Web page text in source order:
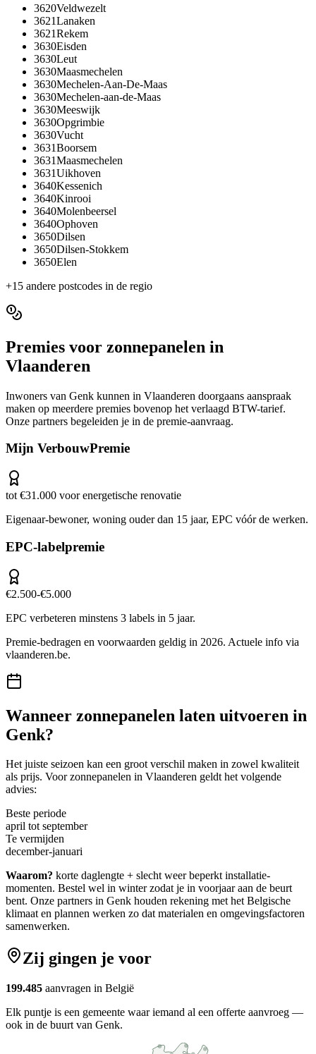
3620Veldwezelt
3621Lanaken
3621Rekem
3630Eisden
3630Leut
3630Maasmechelen
3630Mechelen-Aan-De-Maas
3630Mechelen-aan-de-Maas
3630Meeswijk
3630Opgrimbie
3630Vucht
3631Boorsem
3631Maasmechelen
3631Uikhoven
3640Kessenich
3640Kinrooi
3640Molenbeersel
3640Ophoven
3650Dilsen
3650Dilsen-Stokkem
3650Elen
+15 andere postcodes in de regio
Premies voor zonnepanelen in
Vlaanderen
Inwoners van Genk kunnen in Vlaanderen doorgaans aanspraak
maken op meerdere premies bovenop het verlaagd BTW-tarief.
Onze partners begeleiden je in de premie-aanvraag.
Mijn VerbouwPremie
tot €31.000 voor energetische renovatie
Eigenaar-bewoner, woning ouder dan 15 jaar, EPC vóór de werken.
EPC-labelpremie
€2.500-€5.000
EPC verbeteren minstens 3 labels in 5 jaar.
Premie-bedragen en voorwaarden geldig in 2026. Actuele info via
vlaanderen.be.
Wanneer zonnepanelen laten uitvoeren in
Genk?
Het juiste seizoen kan een groot verschil maken in zowel kwaliteit
als prijs. Voorzonnepanelen in Vlaanderen geldt het volgende
advies:
Beste periode
april tot september
Te vermijden
december-januari
Waarom? korte daglengte + slecht weer beperkt installatie-
momenten. Bestel wel in winter zodat je in voorjaar aan de beurt
bent. Onze partners in Genk houden rekening met het Belgische
klimaat en plannen werken zo dat materialen en omgevingsfactoren
samenwerken.
Zij gingen je voor
199.485 aanvragen in België
Elk puntje is een gemeente waar iemand al een offerte aanvroeg —
ook in de buurt van Genk.